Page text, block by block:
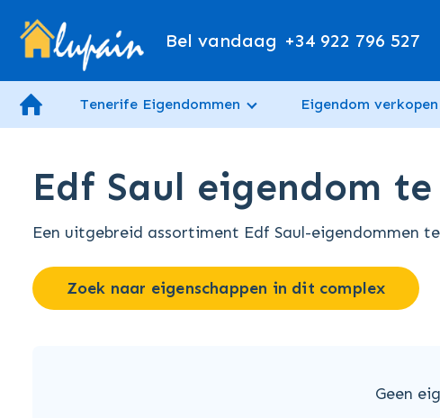
Bel vandaag +34 922 796 527
Tenerife Eigendommen Eigendom verkopen
Edf Saul eigendom
Een uitgebreid assortiment Edf Saul-eigendommen
Zoek naar eigenschappen in dit complex
Geen